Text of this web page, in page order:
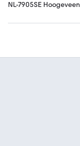
NL-7905SE Hoogeveen